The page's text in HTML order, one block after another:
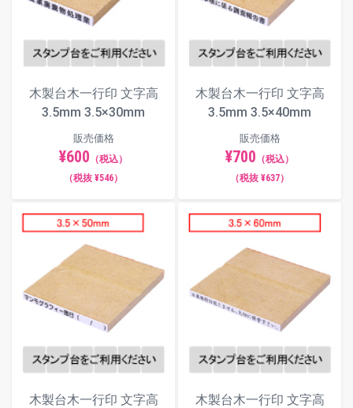
木製台木一行印 文字高
3.5mm 3.5×30mm
販売価格
¥600 （税込）
（税抜 ¥546）
木製台木一行印 文字高
3.5mm 3.5×40mm
販売価格
¥700 （税込）
（税抜 ¥637）
木製台木一行印 文字高
木製台木一行印 文字高